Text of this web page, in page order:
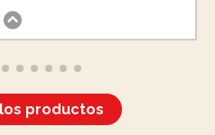
productos